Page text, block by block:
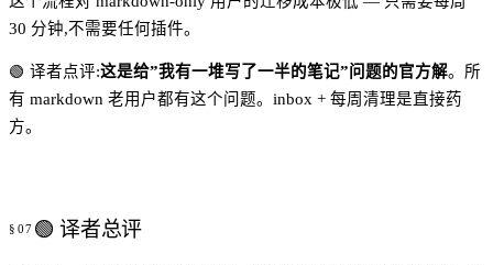
30 分钟,不需要任何插件。
🟢 译者点评:这是给”我有一堆写了一半的笔记”问题的官方解。所
有 markdown 老用户都有这个问题。inbox + 每周清理是直接药
方。
🟢 译者总评